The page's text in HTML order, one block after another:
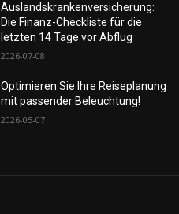
Auslandskrankenversicherung:
Die Finanz-Checkliste für die
letzten 14 Tage vor Abflug
2026-07-08
Optimieren Sie Ihre Reiseplanung
mit passender Beleuchtung!
2026-05-07